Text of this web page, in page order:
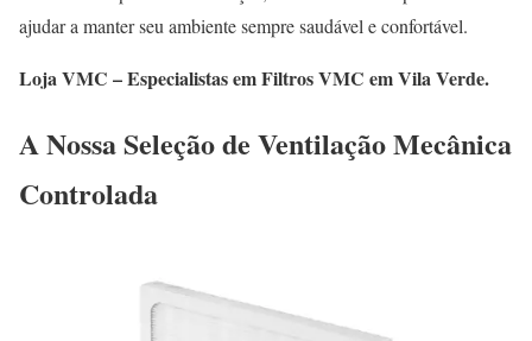
ajudar a manter seu ambiente sempre saudável e confortável.
Loja VMC – Especialistas em Filtros VMC em Vila Verde.
A Nossa Seleção de Ventilação Mecânica
Controlada